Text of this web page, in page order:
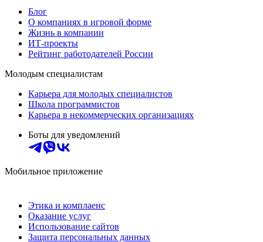
Блог
О компаниях в игровой форме
Жизнь в компании
ИТ-проекты
Рейтинг работодателей России
Молодым специалистам
Карьера для молодых специалистов
Школа программистов
Карьера в некоммерческих организациях
Боты для уведомлений
Мобильное приложение
Этика и комплаенс
Оказание услуг
Использование сайтов
Защита персональных данных